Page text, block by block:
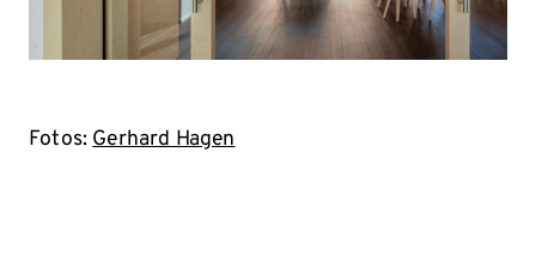
Fotos:Gerhard Hagen